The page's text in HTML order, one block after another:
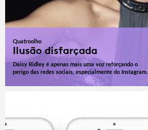
Quatroolho
Ilusão disfarçada
Daisy Ridley é apenas mais uma voz reforçando o
perigo das redes sociais, especialmente do Instagram.